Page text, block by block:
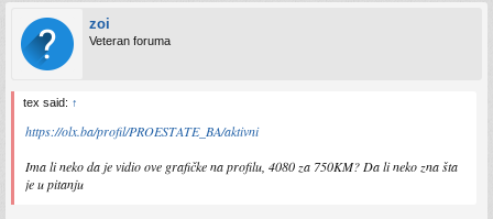
zoi
Veteran foruma
tex said: ↑
https://olx.ba/profil/PROESTATE_BA/aktivni
Ima li neko da je vidio ove grafičke na profilu, 4080 za 750KM? Da li neko zna šta
je u pitanju